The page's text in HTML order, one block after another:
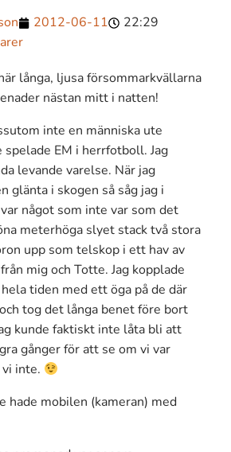
2012-06-11
22:29
långa, ljusa försommarkvällarna
nästan mitt i natten!
inte en människa ute
EM i herrfotboll. Jag
levande varelse. När jag
glänta i skogen så såg jag i
något som inte var som det
meterhöga slyet stack två stora
upp som telskop i ett hav av
mig och Totte. Jag kopplade
tiden med ett öga på de där
tog det långa benet före bort
kunde faktiskt inte låta bli att
gånger för att se om vi var
inte.
hade mobilen (kameran) med